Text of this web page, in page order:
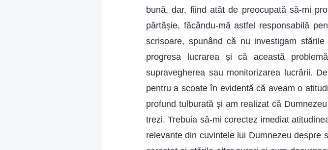
bună, dar, fiind atât de preocupată să-mi
părtășie, făcându-mă astfel responsabilă
scrisoare, spunând că nu investigam
progresa lucrarea și că această
supravegherea sau monitorizarea lucrării.
pentru a scoate în evidență că aveam o
profund tulburată și am realizat că
trezi. Trebuia să-mi corectez imediat
relevante din cuvintele lui Dumnezeu despre